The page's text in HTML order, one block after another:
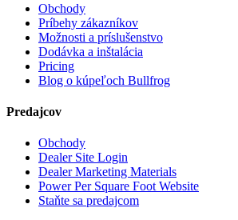
Obchody
Príbehy zákazníkov
Možnosti a príslušenstvo
Dodávka a inštalácia
Pricing
Blog o kúpeľoch Bullfrog
Predajcov
Obchody
Dealer Site Login
Dealer Marketing Materials
Power Per Square Foot Website
Staňte sa predajcom